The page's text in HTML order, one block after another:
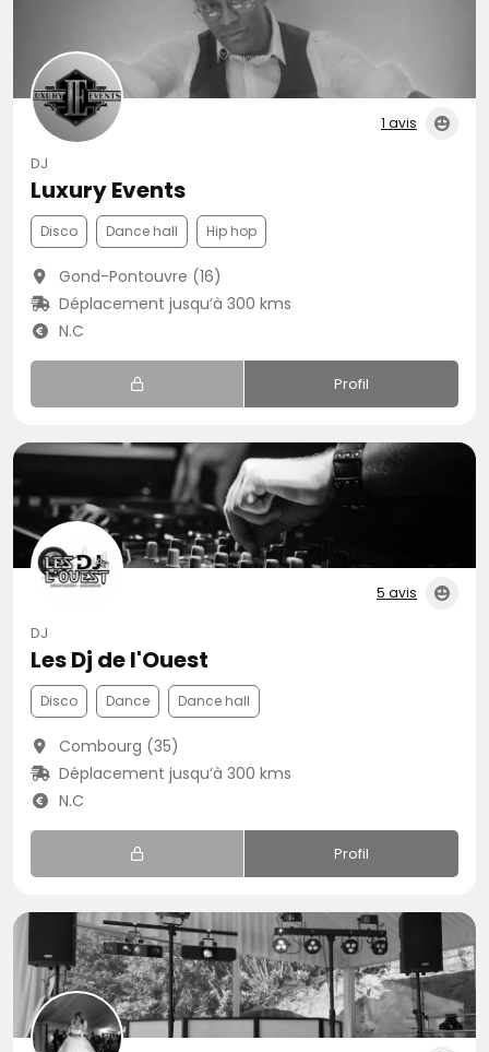
1 avis
DJ
Luxury Events
Disco Dance hall Hip hop
Gond-Pontouvre (16)
Déplacement jusqu’à 300 kms
N.C
Profil
5 avis
DJ
Les Dj de l'Ouest
Disco Dance Dance hall
Combourg (35)
Déplacement jusqu’à 300 kms
N.C
Profil